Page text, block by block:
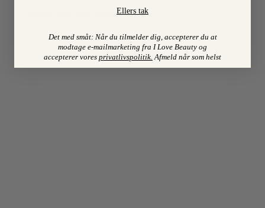
Panna cotta med manukahonning
Ellers tak
Det med småt: Når du tilmelder dig, accepterer du at
modtage e-mailmarketing fra I Love Beauty og
accepterer vores privatlivspolitik. Afmeld når som helst